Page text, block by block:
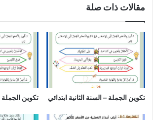
مقالات ذات صلة
تكوين الجملة – السنة الثانية ابتدائي تكوين الجملة